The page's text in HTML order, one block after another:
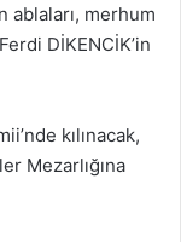
ablaları, merhum
DİKENCİK’in
kılınacak,
Mezarlığına